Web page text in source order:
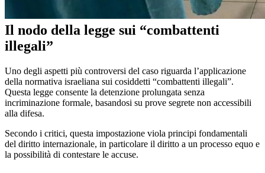
Il nodo della legge sui “combattenti
illegali”
Uno degli aspetti più controversi del caso riguarda l’applicazione
della normativa israeliana sui cosiddetti “combattenti illegali”.
Questa legge consente la detenzione prolungata senza
incriminazione formale, basandosi su prove segrete non accessibili
alla difesa.
Secondo i critici, questa impostazione viola principi fondamentali
del diritto internazionale, in particolare il diritto a un processo equo e
la possibilità di contestare le accuse.